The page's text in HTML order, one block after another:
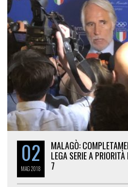
02
MAG2018
MALAGÒ:
LEGA SERIE A PRIORITÀ
7